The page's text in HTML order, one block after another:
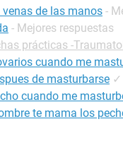
de las manos -
- Mejores respuestas
prácticas -
cuando me
de masturbarse ✓
cuando me
te mama los